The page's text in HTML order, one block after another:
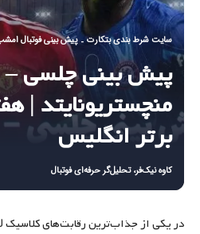
سایت شرط بندی بتکارت - پیش بینی فوتبال
پیش بینی چلسی –
برتر انگلیس
کاوه نیک‌فر، تحلیل‌گر حرفه‌ای فوتبال
در یکی از جذاب‌ترین رقابت‌های کلاسیک